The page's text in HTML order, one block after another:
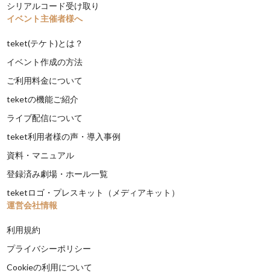
シリアルコード受け取り
イベント主催者様へ
teket(テケト)とは？
イベント作成の方法
ご利用料金について
teketの機能ご紹介
ライブ配信について
teket利用者様の声・導入事例
資料・マニュアル
登録済み劇場・ホール一覧
teketロゴ・プレスキット（メディアキット）
運営会社情報
利用規約
プライバシーポリシー
Cookieの利用について